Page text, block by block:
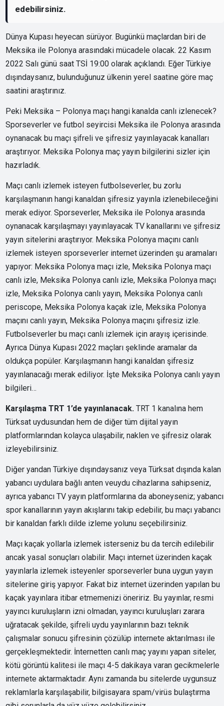
edebilirsiniz.
Dünya Kupası heyecan sürüyor. Bugünkü maçlardan biri de
Meksika ile Polonya arasındaki mücadele olacak. 22 Kasım
2022 Salı günü saat TSİ 19:00 olarak açıklandı. Eğer Türkiye
dışındaysanız, bulunduğunuz ülkenin yerel saatine göre maç
saatini araştırınız.
Peki Meksika – Polonya maçı hangi kanalda canlı izlenecek?
Sporseverler ve futbol seyircisi Meksika ile Polonya arasında
oynanacak bu maçı şifreli ve şifresiz yayınlayacak kanalları
araştırıyor. Meksika Polonya maç yayın bilgilerini sizler için
hazırladık.
Maçı canlı izlemek isteyen futbolseverler, bu zorlu
karşılaşmanın hangi kanaldan şifresiz yayınla izlenebileceğini
merak ediyor. Sporseverler, Meksika ile Polonya arasında
oynanacak karşılaşmayı yayınlayacak TV kanallarını ve şifresiz
yayın sitelerini araştırıyor. Meksika Polonya maçını canlı
izlemek isteyen sporseverler internet üzerinden şu aramaları
yapıyor: Meksika Polonya maçı izle, Meksika Polonya maçı
canlı izle, Meksika Polonya canlı izle, Meksika Polonya maçı
izle, Meksika Polonya canlı yayın, Meksika Polonya canlı
periscope, Meksika Polonya kaçak izle, Meksika Polonya
maçını canlı yayın, Meksika Polonya maçını şifresiz izle.
Futbolseverler bu maçı canlı izlemek için arayış içerisinde.
Ayrıca Dünya Kupası 2022 maçları şeklinde aramalar da
oldukça popüler. Karşılaşmanın hangi kanaldan şifresiz
yayınlanacağı merak ediliyor. İşte Meksika Polonya canlı yayın
bilgileri…
Karşılaşma TRT 1’de yayınlanacak. TRT 1 kanalına hem
Türksat uydusundan hem de diğer tüm dijital yayın
platformlarından kolayca ulaşabilir, naklen ve şifresiz olarak
izleyebilirsiniz.
Diğer yandan Türkiye dışındaysanız veya Türksat dışında kalan
yabancı uydulara bağlı anten veuydu cihazlarına sahipseniz,
ayrıca yabancı TV yayın platformlarına da aboneyseniz; yabancı
spor kanallarının yayın akışlarını takip edebilir, bu maçı yabancı
bir kanaldan farklı dilde izleme yolunu seçebilirsiniz.
Maçı kaçak yollarla izlemek isterseniz bu da tercih edilebilir
ancak yasal sonuçları olabilir. Maçı internet üzerinden kaçak
yayınlarla izlemek isteyenler sporseverler buna uygun yayın
sitelerine giriş yapıyor. Fakat biz internet üzerinden yapılan bu
kaçak yayınlara itibar etmemenizi öneririz. Bu yayınlar, resmi
yayıncı kuruluşların izni olmadan, yayıncı kuruluşları zarara
uğratacak şekilde, şifreli uydu yayınlarının bazı teknik
çalışmalar sonucu şifresinin çözülüp internete aktarılması ile
gerçekleşmektedir. İnternetten canlı maç yayını yapan siteler,
kötü görüntü kalitesi ile maçı 4-5 dakikaya varan gecikmelerle
internete aktarmaktadır. Aynı zamanda bu sitelerde uygunsuz
reklamlarla karşılaşabilir, bilgisayara spam/virüs bulaştırma